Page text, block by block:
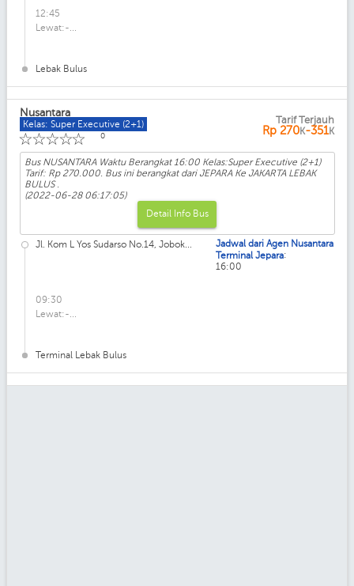
12:45
Lewat:-...
Lebak Bulus
Nusantara
Kelas: Super Executive (2+1)
☆
☆
☆
☆
☆ 0
Tarif Terjauh
Rp 270K-351K
Bus NUSANTARA Waktu Berangkat 16:00 Kelas:Super Executive (2+1)
Tarif: Rp 270.000. Bus ini berangkat dari JEPARA Ke JAKARTA LEBAK
BULUS .
(2022-06-28 06:17:05)
Detail Info Bus
Jl. Kom L Yos Sudarso No.14, Jobok...
09:30
Lewat:-...
Terminal Lebak Bulus
Jadwal dari Agen Nusantara
Terminal Jepara:
16:00